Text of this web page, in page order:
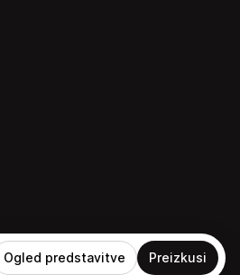
Ogled predstavitve Preizkusi